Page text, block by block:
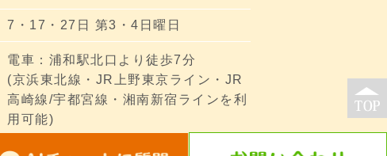
7・17・27日 第3・4日曜日
電車：浦和駅北口より徒歩7分
(京浜東北線・JR上野東京ライン・JR
高崎線/宇都宮線・湘南新宿ラインを利
用可能)